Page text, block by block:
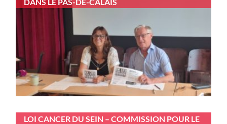
LOI CANCER DU SEIN – COMMISSION POUR LE